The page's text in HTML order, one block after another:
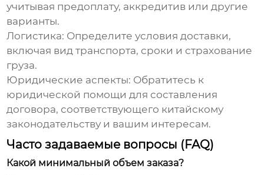
учитывая предоплату, аккредитив или другие
варианты.
Логистика: Определите условия доставки,
включая вид транспорта, сроки и страхование
груза.
Юридические аспекты: Обратитесь к
юридической помощи для составления
договора, соответствующего китайскому
законодательству и вашим интересам.
Часто задаваемые вопросы (FAQ)
Какой минимальный объем заказа?